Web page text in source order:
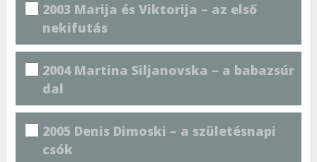
2003 Marija és Viktorija – az első
nekifutás
2004 Martina Siljanovska – a babazsúr
dal
2005 Denis Dimoski – a születésnapi
csók